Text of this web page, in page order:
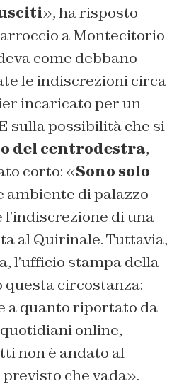
», ha risposto
a Montecitorio
come debbano
le indiscrezioni circa
incaricato per un
sulla possibilità che si
del centrodestra,
corto: «Sono solo
ambiente di palazzo
di una
al Quirinale. Tuttavia,
l’ufficio stampa della
questa circostanza:
a quanto riportato da
online,
non è andato al
che vada».